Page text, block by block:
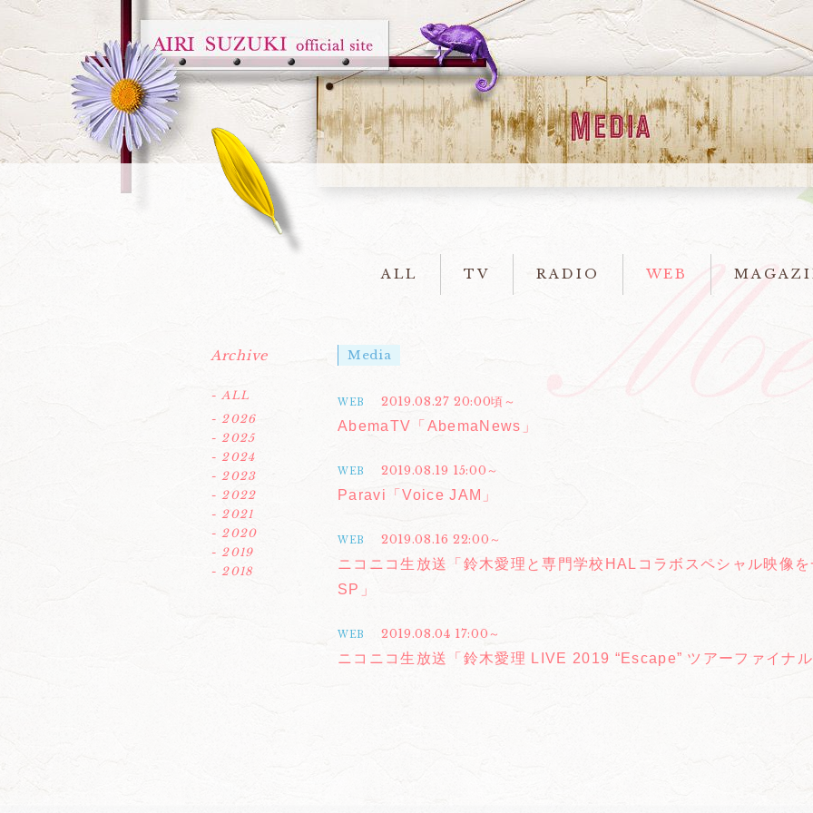
ALL TV RADIO WEB
Media
WEB
2019.08.27 20:00頃～
AbemaTV「AbemaNews」
WEB
2019.08.19 15:00～
Paravi「Voice JAM」
WEB
2019.08.16 22:00～
ニコニコ生放送「鈴木愛理と専門学校HALコラボスペシャル映像
SP」
WEB
2019.08.04 17:00～
ニコニコ生放送「鈴木愛理 LIVE 2019 “Escape” ツアーファイナ
Archive
- ALL
- 2026
- 2025
- 2024
- 2023
- 2022
- 2021
- 2020
- 2019
- 2018